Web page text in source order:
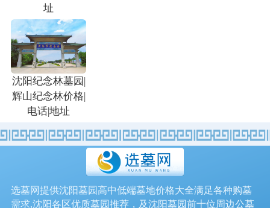
址
沈阳纪念林墓园|
辉山纪念林价格|
电话|地址
选墓网提供沈阳墓园高中低端墓地价格大全满足各种购墓
需求,沈阳各区优质墓园推荐，及沈阳墓园前十位周边公墓